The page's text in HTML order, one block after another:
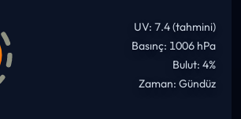
UV: 7.4 (tahmini)
Basınç: 1006 hPa
Bulut: 4%
Zaman: Gündüz